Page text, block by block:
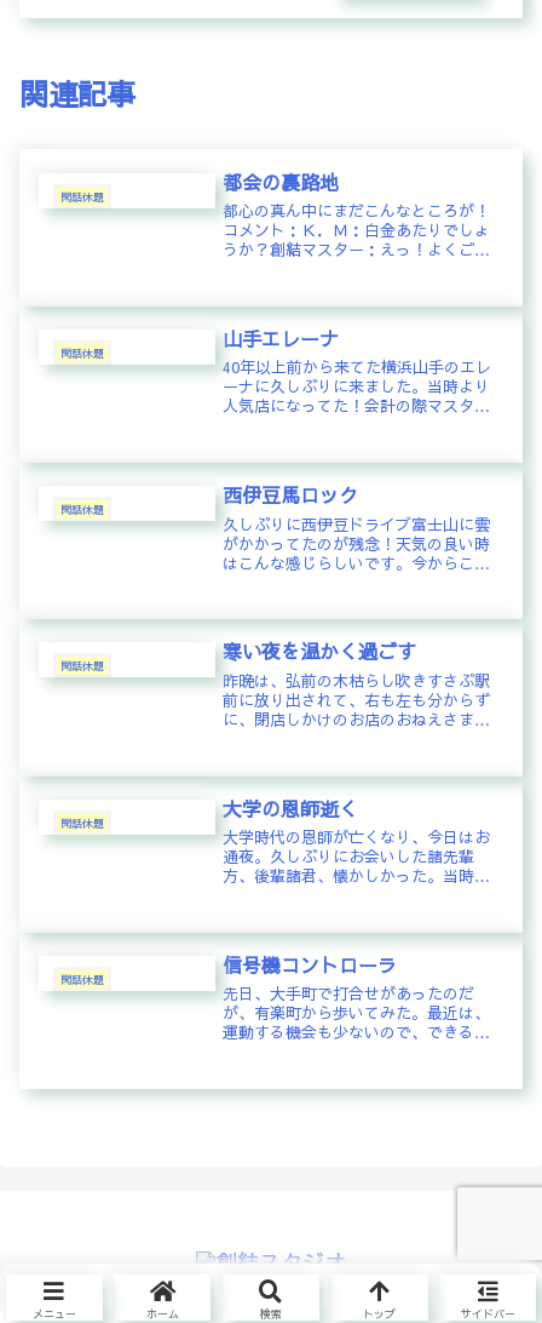
関連記事
閑話休題
都会の裏路地
都心の真ん中にまだこんなところが！
コメント：Ｋ．Ｍ：白金あたりでしょ
うか？創結マスター：えっ！よくご存
駅から五反田駅に抜ける途中の畠山記
念館の裏辺りＴ．Ｍ：畠山記念館はよ
く...
閑話休題
山手エレーナ
40年以上前から来てた横浜山手のエレ
ーナに久しぶりに来ました。当時より
人気店になってた！会計の際マスタ
ら「そう、もう45年になるんですよ
～」と。懐かしいお店がいつまでも
あ...
閑話休題
西伊豆馬ロック
久しぶりに西伊豆ドライブ富士山に雲
がかかってたのが残念！天気の良い時
はこんな感じらしいです。今からここ
Ｙ．Ｆ：4月に伊豆行きます😊Ｋ．Ｏ：
今月末伊豆でワーケーションしま
す！...
閑話休題
寒い夜を温かく過ごす
昨晩は、弘前の木枯らし吹きすさぶ駅
前に放り出されて、右も左も分からず
に、閉店しかけのお店のおねえさまに
ったよりも弘前の駅前は、開けていた
ので、食べるところは何とかなるだ
ろ...
閑話休題
大学の恩師逝く
大学時代の恩師が亡くなり、今日はお
通夜。久しぶりにお会いした諸先輩
方、後輩諸君、懐かしかった。当時の
と田園都市線が事故でグツグツ状態。
その中心は日吉？こんなところに大き
なト...
閑話休題
信号機コントローラ
先日、大手町で打合せがあったのだ
が、有楽町から歩いてみた。最近は、
運動する機会も少ないので、できるだ
あちこちに立っており、信号の制御ボ
© 2025 創結スタジオ.
メニュー ホーム 検索 トップ サイドバー